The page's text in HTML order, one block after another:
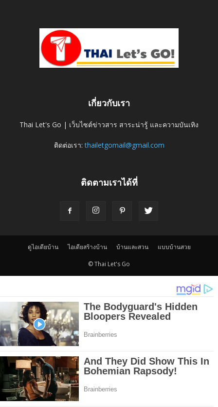
เกี่ยวกับเรา
Thai Let's Go | เว็บไซต์ข่าวสาร สาระน่ารู้ และความบันเทิง
ติดต่อเรา:thailetgomail@gmail.com
ติดตามเราได้ที่
ดูไอเดียบ้าน ไอเดียสร้างบ้าน บ้านและสวน แบบบ้านสวย
© Thai Let's Go